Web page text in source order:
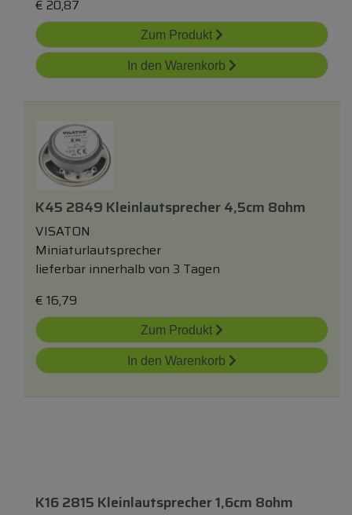
€ 20,87
Zum Produkt
In den Warenkorb
K45 2849 Kleinlautsprecher 4,5cm 8ohm
VISATON
Miniaturlautsprecher
lieferbar innerhalb von 3 Tagen
€ 16,79
Zum Produkt
In den Warenkorb
K16 2815 Kleinlautsprecher 1,6cm 8ohm